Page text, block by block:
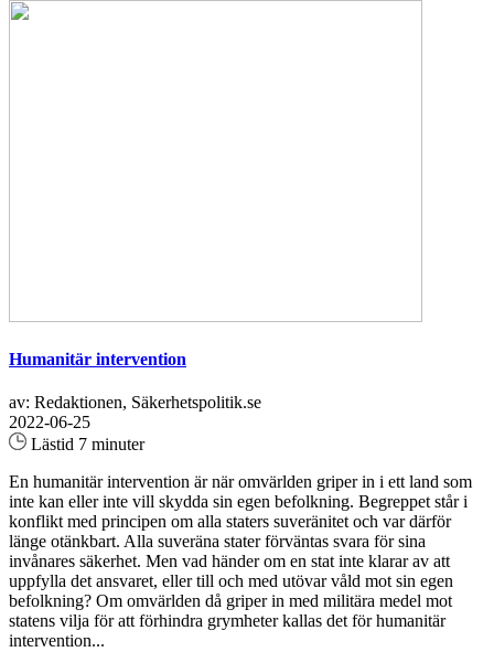
Humanitär intervention
av: Redaktionen, Säkerhetspolitik.se
2022-06-25
Lästid 7 minuter
En humanitär intervention är när omvärlden griper in i ett land som
inte kan eller inte vill skydda sin egen befolkning. Begreppet står i
konflikt med principen om alla staters suveränitet och var därför
länge otänkbart. Alla suveräna stater förväntas svara för sina
invånares säkerhet. Men vad händer om en stat inte klarar av att
uppfylla det ansvaret, eller till och med utövar våld mot sin egen
befolkning? Om omvärlden då griper in med militära medel mot
statens vilja för att förhindra grymheter kallas det för humanitär
intervention...